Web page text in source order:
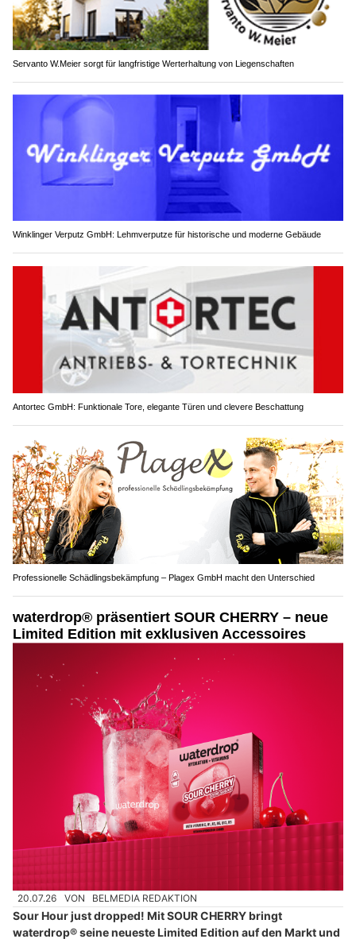
Servanto W.Meier sorgt für langfristige Werterhaltung von Liegenschaften
Winklinger Verputz GmbH: Lehmverputze für historische und moderne Gebäude
Antortec GmbH: Funktionale Tore, elegante Türen und clevere Beschattung
Professionelle Schädlingsbekämpfung – Plagex GmbH macht den Unterschied
waterdrop® präsentiert SOUR CHERRY – neue
Limited Edition mit exklusiven Accessoires
20.07.26 VON BELMEDIA REDAKTION
Sour Hour just dropped! Mit SOUR CHERRY bringt
waterdrop® seine neueste Limited Edition auf den Markt und